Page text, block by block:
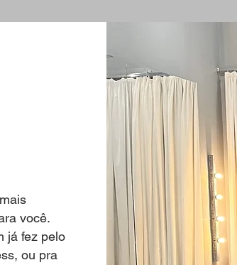
você.
já fez pelo
ou pra